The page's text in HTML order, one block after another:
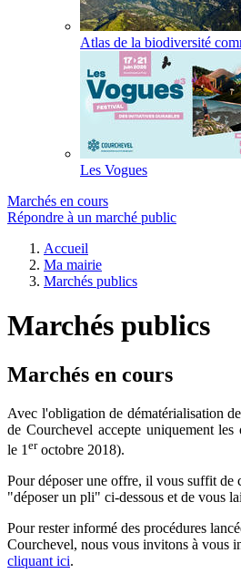
Atlas de la biodiversité
Les Vogues
Marchés en cours
Répondre à un marché public
Accueil
Ma mairie
Marchés publics
Marchés publics
Marchés en cours
Avec l'obligation de dématérialisation
de Courchevel accepte uniquement
le 1 eroctobre 2018).
Pour déposer une offre, il vous suffit de
"déposer un pli" ci-dessous et de vous
Pour rester informé des procédures
Courchevel, nous vous invitons à vous
cliquant ici.